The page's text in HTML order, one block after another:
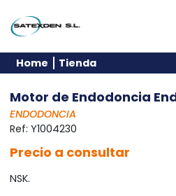
Home Tienda
Motor de Endodoncia
ENDODONCIA
Ref: Y1004230
Precio a consultar
NSK.